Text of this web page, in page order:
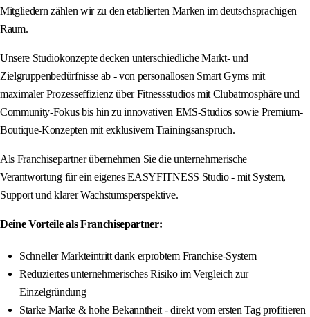
Mitgliedern zählen wir zu den etablierten Marken im deutschsprachigen
Raum.
Unsere Studiokonzepte decken unterschiedliche Markt- und
Zielgruppenbedürfnisse ab - von personallosen Smart Gyms mit
maximaler Prozesseffizienz über Fitnessstudios mit Clubatmosphäre und
Community-Fokus bis hin zu innovativen EMS-Studios sowie Premium-
Boutique-Konzepten mit exklusivem Trainingsanspruch.
Als Franchisepartner übernehmen Sie die unternehmerische
Verantwortung für ein eigenes EASYFITNESS Studio - mit System,
Support und klarer Wachstumsperspektive.
Deine Vorteile als Franchisepartner:
Schneller Markteintritt dank erprobtem Franchise-System
Reduziertes unternehmerisches Risiko im Vergleich zur
Einzelgründung
Starke Marke & hohe Bekanntheit - direkt vom ersten Tag profitieren